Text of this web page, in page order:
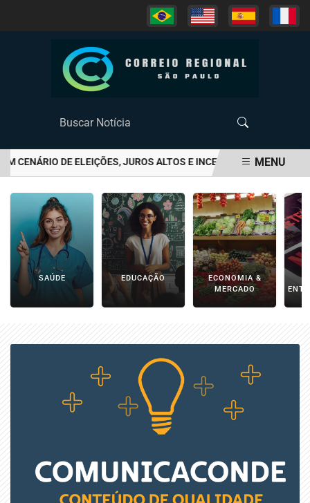
DE ELEIÇÕES, JUROS ALTOS E INCERTEZA FISCALMENU
SAÚDE EDUCAÇÃO
ECONOMIA &
MERCADO